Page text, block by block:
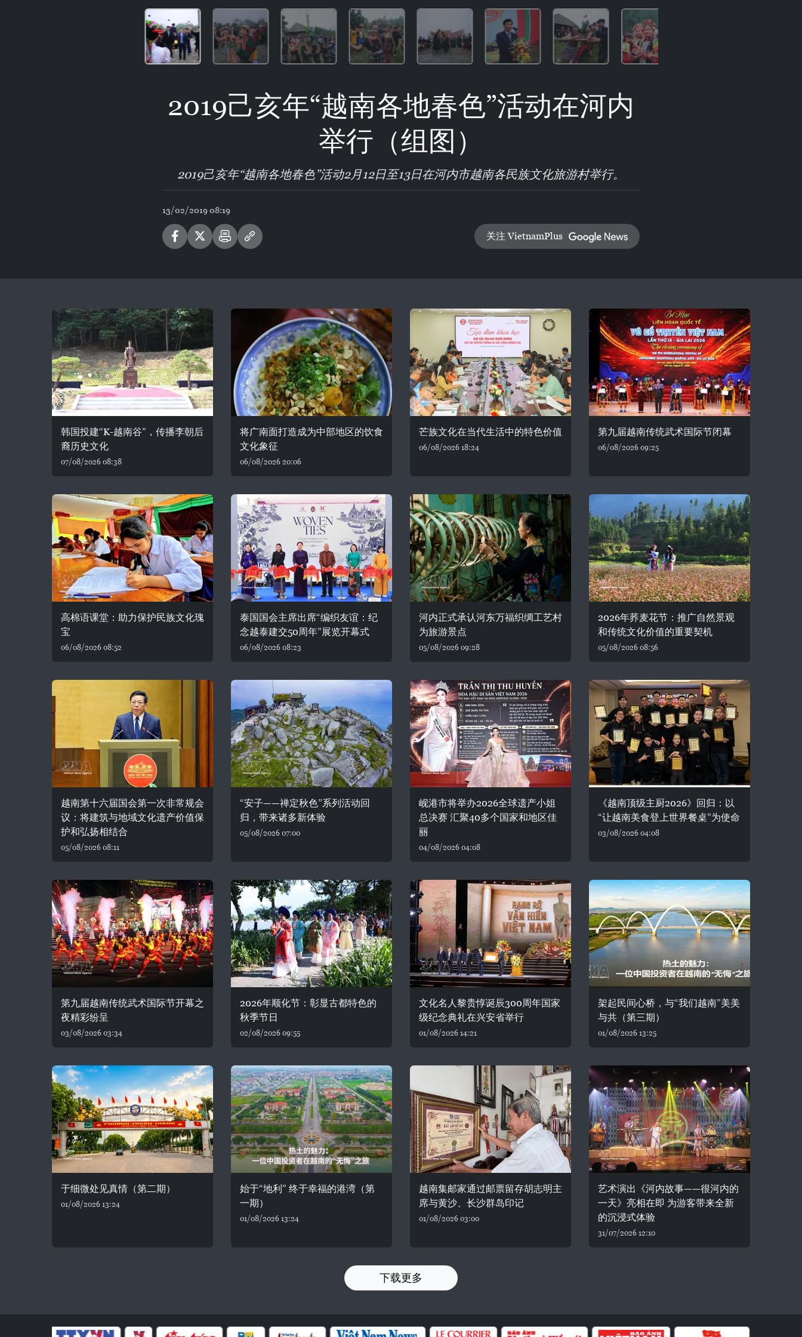
2019己亥年“越南各地春色”活动在河内
举行（组图）
2019己亥年“越南各地春色”活动2月12日至13日在河内市越南各民族文化旅游村举行。
13/02/2019 08:19
关注 VietnamPlus
韩国投建“K-越南谷”，传播李朝后
裔历史文化
07/08/2026 08:38
将广南面打造成为中部地区的饮食
文化象征
06/08/2026 20:06
芒族文化在当代生活中的特色价值
06/08/2026 18:24
第九届越南传统武术国际节闭幕
06/08/2026 09:25
高棉语课堂：助力保护民族文化瑰
宝
06/08/2026 08:52
泰国国会主席出席“编织友谊：纪
念越泰建交50周年”展览开幕式
06/08/2026 08:23
河内正式承认河东万福织绸工艺村
为旅游景点
05/08/2026 09:28
2026年荞麦花节：推广自然景观
和传统文化价值的重要契机
05/08/2026 08:56
越南第十六届国会第一次非常规会
议：将建筑与地域文化遗产价值保
护和弘扬相结合
05/08/2026 08:11
“安子——禅定秋色”系列活动回
归，带来诸多新体验
05/08/2026 07:00
岘港市将举办2026全球遗产小姐
总决赛 汇聚40多个国家和地区佳
丽
04/08/2026 04:08
《越南顶级主厨2026》回归：以
“让越南美食登上世界餐桌”为使命
03/08/2026 04:08
第九届越南传统武术国际节开幕之
夜精彩纷呈
03/08/2026 03:34
2026年顺化节：彰显古都特色的
秋季节日
02/08/2026 09:55
文化名人黎贵惇诞辰300周年国家
级纪念典礼在兴安省举行
01/08/2026 14:21
架起民间心桥，与“我们越南”美美
与共（第三期）
01/08/2026 13:25
于细微处见真情（第二期）
01/08/2026 13:24
始于“地利” 终于幸福的港湾（第
一期）
01/08/2026 13:24
越南集邮家通过邮票留存胡志明主
席与黄沙、长沙群岛印记
01/08/2026 03:00
艺术演出《河内故事——很河内的
一天》亮相在即 为游客带来全新
的沉浸式体验
31/07/2026 12:10
下载更多